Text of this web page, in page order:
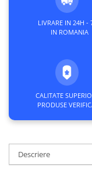
LIVRARE IN 24H -
IN ROMANIA
CALITATE
PRODUSE
Descriere